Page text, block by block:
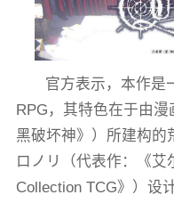
官方表示，本作是
RPG，其特色在于由
黑破坏神》）所建构的
ロノリ（代表作：《艾
Collection TCG》）设